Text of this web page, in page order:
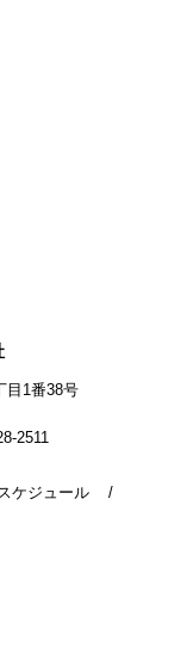
ケジュール
目1番38号
2511